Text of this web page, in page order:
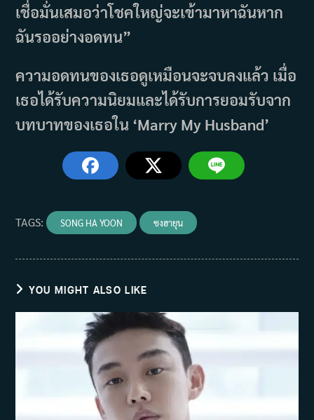
เชื่อมั่นเสมอว่าโชคใหญ่จะเข้ามาหาฉันหาก
ฉันรออย่างอดทน”
ความอดทนของเธอดูเหมือนจะจบลงแล้ว เมื่อ
เธอได้รับความนิยมและได้รับการยอมรับจาก
บทบาทของเธอใน ‘Marry My Husband’
TAGS: SONG HA YOON ซงฮายุน
YOU MIGHT ALSO LIKE